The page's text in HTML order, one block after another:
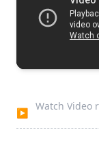
▶
Watch Video